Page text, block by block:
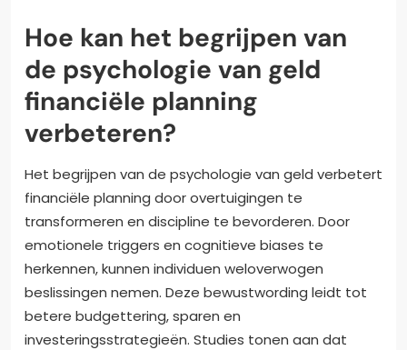
Hoe kan het begrijpen van
de psychologie van geld
financiële planning
verbeteren?
Het begrijpen van de psychologie van geld verbetert
financiële planning door overtuigingen te
transformeren en discipline te bevorderen. Door
emotionele triggers en cognitieve biases te
herkennen, kunnen individuen weloverwogen
beslissingen nemen. Deze bewustwording leidt tot
betere budgettering, sparen en
investeringsstrategieën. Studies tonen aan dat